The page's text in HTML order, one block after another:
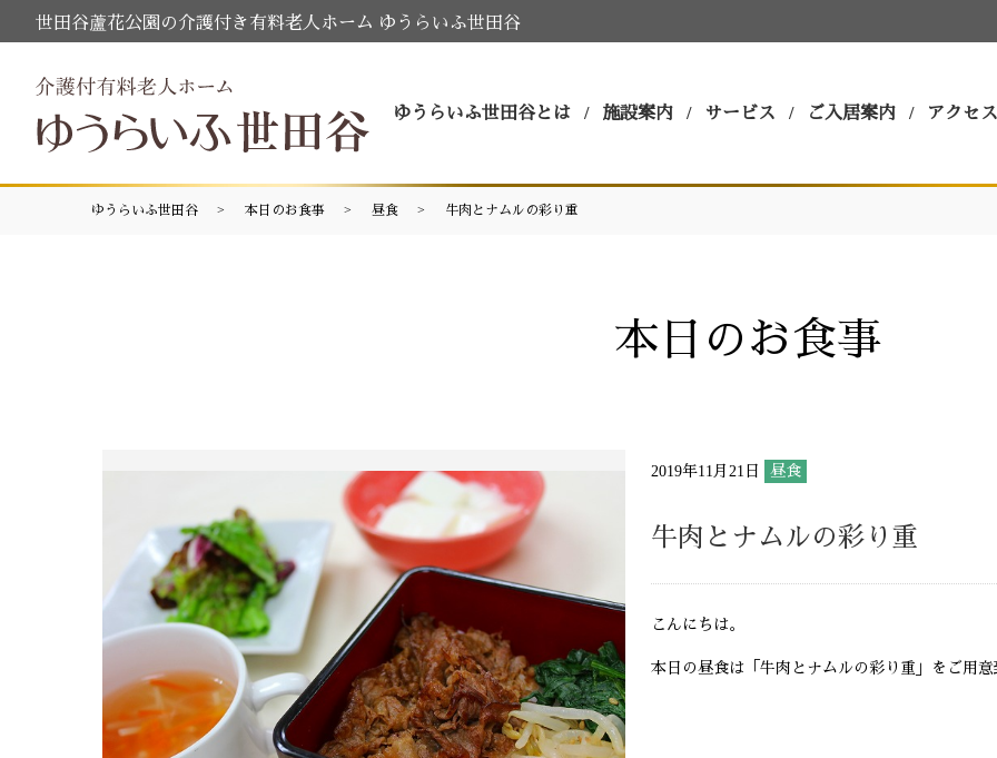
世田谷蘆花公園の介護付き有料老人ホーム ゆうらいふ世田谷
ゆうらいふ世田谷とは 施設案内 サービス ご入居案内 アクセス
ゆうらいふ世田谷 本日のお食事 昼食 牛肉とナムルの彩り重
本日のお食事
2019年11月21日 昼食
牛肉とナムルの彩り重
こんにちは。
本日の昼食は「牛肉とナムルの彩り重」をご用